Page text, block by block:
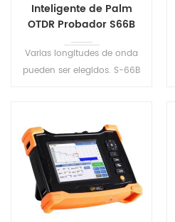
Inteligente de Palm
OTDR Probador S66B
Varias longitudes de onda
pueden ser elegidos. S-66B
Precisión de la medición de
la prueba de la distancia y la
pérdida de fibra.